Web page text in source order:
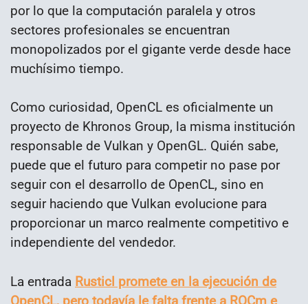
por lo que la computación paralela y otros
sectores profesionales se encuentran
monopolizados por el gigante verde desde hace
muchísimo tiempo.
Como curiosidad, OpenCL es oficialmente un
proyecto de Khronos Group, la misma institución
responsable de Vulkan y OpenGL. Quién sabe,
puede que el futuro para competir no pase por
seguir con el desarrollo de OpenCL, sino en
seguir haciendo que Vulkan evolucione para
proporcionar un marco realmente competitivo e
independiente del vendedor.
La entrada Rusticl promete en la ejecución de